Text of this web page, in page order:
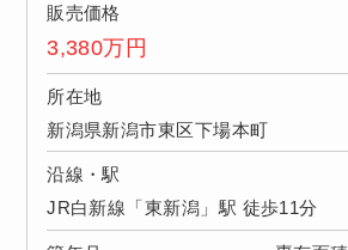
販売価格
3,380万円
所在地
新潟県新潟市東区下場本町
沿線・駅
JR白新線「東新潟」駅 徒歩11分